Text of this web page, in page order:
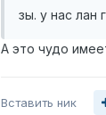
зы. у нас лан
А это чудо
Вставить ник